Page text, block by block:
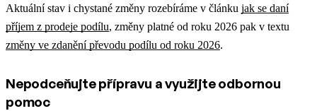
Aktuální stav i chystané změny rozebíráme v článku jak se daní
příjem z prodeje podílu, změny platné od roku 2026 pak v textu
změny ve zdanění převodu podílu od roku 2026.
Nepodceňujte přípravu a využijte odbornou
pomoc